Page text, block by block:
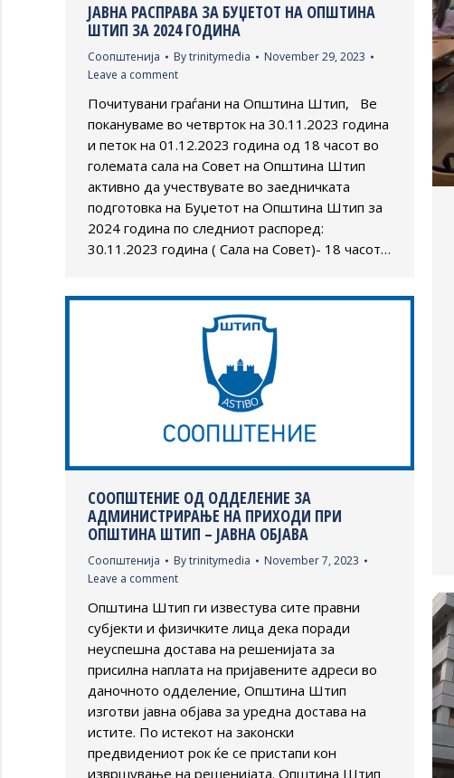
ЈАВНА РАСПРАВА ЗА БУЏЕТОТ НА ОПШТИНА
ШТИП ЗА 2024 ГОДИНА
Соопштенија Bytrinitymedia
November 29, 2023
Leave a comment
Почитувани граѓани на Општина Штип, Ве
покануваме во четврток на 30.11.2023 година
и петок на 01.12.2023 година од 18 часот во
големата сала на Совет на Општина Штип
активно да учествувате во заедничката
подготовка на Буџетот на Општина Штип за
2024 година по следниот распоред:
30.11.2023 година ( Сала на Совет)- 18 часот…
СООПШТЕНИЕ ОД ОДДЕЛЕНИЕ ЗА
АДМИНИСТРИРАЊЕ НА ПРИХОДИ ПРИ
ОПШТИНА ШТИП – ЈАВНА ОБЈАВА
Соопштенија Bytrinitymedia
November 7, 2023
Leave a comment
Општина Штип ги известува сите правни
субјекти и физичките лица дека поради
неуспешна достава на решенијата за
присилна наплата на пријавените адреси во
даночното одделение, Општина Штип
изготви јавна објава за уредна достава на
истите. По истекот на законски
предвидениот рок ќе се пристапи кон
извршување на решенијата. Општина Штип